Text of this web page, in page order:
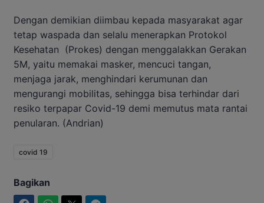
Dengan demikian diimbau kepada masyarakat agar
tetap waspada dan selalu menerapkan Protokol
Kesehatan (Prokes) dengan menggalakkan Gerakan
5M, yaitu memakai masker, mencuci tangan,
menjaga jarak, menghindari kerumunan dan
mengurangi mobilitas, sehingga bisa terhindar dari
resiko terpapar Covid-19 demi memutus mata rantai
penularan. (Andrian)
covid 19
Bagikan